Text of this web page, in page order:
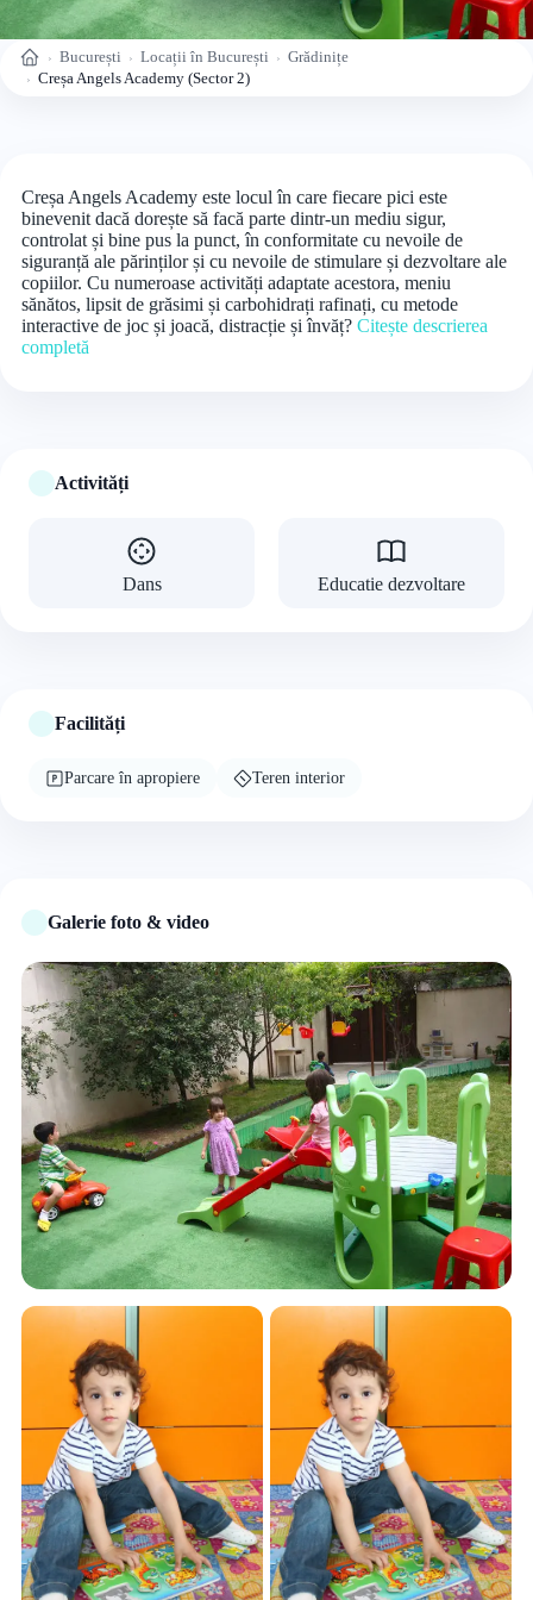
Acasă București Locații în București
Grădinițe
Creșa Angels Academy (Sector 2)
Creșa Angels Academy este locul în care fiecare pici este
binevenit dacă dorește să facă parte dintr-un mediu sigur,
controlat și bine pus la punct, în conformitate cu nevoile de
siguranță ale părinților și cu nevoile de stimulare și dezvoltare ale
copiilor. Cu numeroase activități adaptate acestora, meniu
sănătos, lipsit de grăsimi și carbohidrați rafinați, cu metode
interactive de joc și joacă, distracție și învăț? Citește descrierea
completă
Activități
Dans Educatie dezvoltare
Facilități
Parcare în apropiere Teren interior
Galerie foto & video